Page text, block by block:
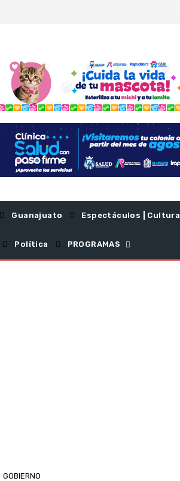
Guanajuato Espectáculos | Cultura
Política PROGRAMAS
GOBIERNO